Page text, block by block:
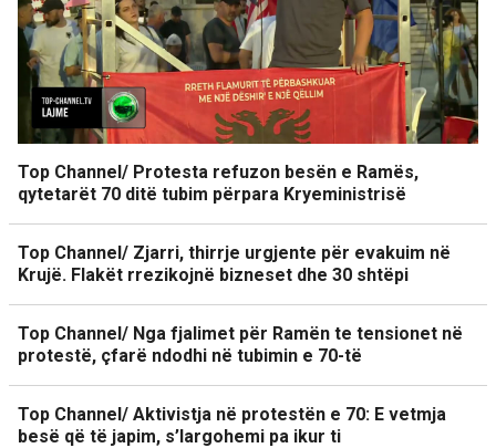
Top Channel/ Protesta refuzon besën e Ramës,
qytetarët 70 ditë tubim përpara Kryeministrisë
Top Channel/ Zjarri, thirrje urgjente për evakuim në
Krujë. Flakët rrezikojnë bizneset dhe 30 shtëpi
Top Channel/ Nga fjalimet për Ramën te tensionet në
protestë, çfarë ndodhi në tubimin e 70-të
Top Channel/ Aktivistja në protestën e 70: E vetmja
besë që të japim, s’largohemi pa ikur ti